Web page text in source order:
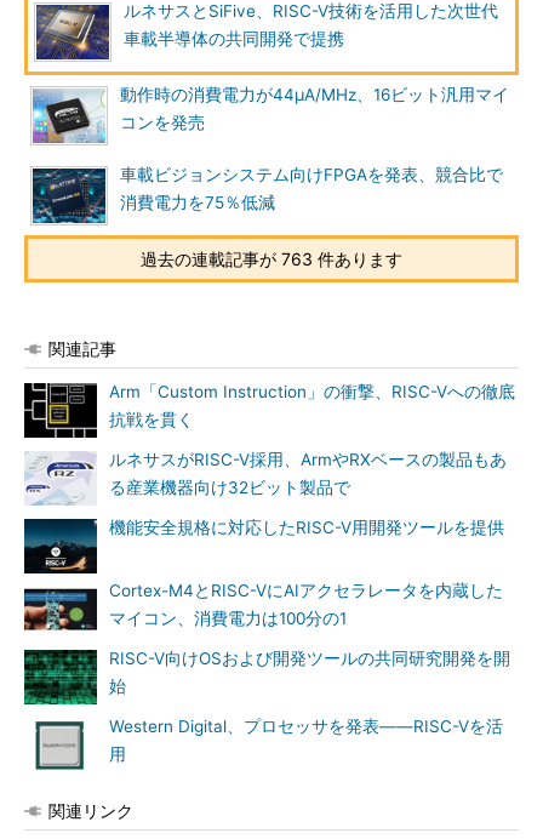
ルネサスとSiFive、RISC-V技術を活用した次世代
車載半導体の共同開発で提携
動作時の消費電力が44μA/MHz、16ビット汎用マイ
コンを発売
車載ビジョンシステム向けFPGAを発表、競合比で
消費電力を75％低減
過去の連載記事が 763 件あります
関連記事
Arm「Custom Instruction」の衝撃、RISC-Vへの徹底
抗戦を貫く
ルネサスがRISC-V採用、ArmやRXベースの製品もあ
る産業機器向け32ビット製品で
機能安全規格に対応したRISC-V用開発ツールを提供
Cortex-M4とRISC-VにAIアクセラレータを内蔵した
マイコン、消費電力は100分の1
RISC-V向けOSおよび開発ツールの共同研究開発を開
始
Western Digital、プロセッサを発表――RISC-Vを活
用
関連リンク